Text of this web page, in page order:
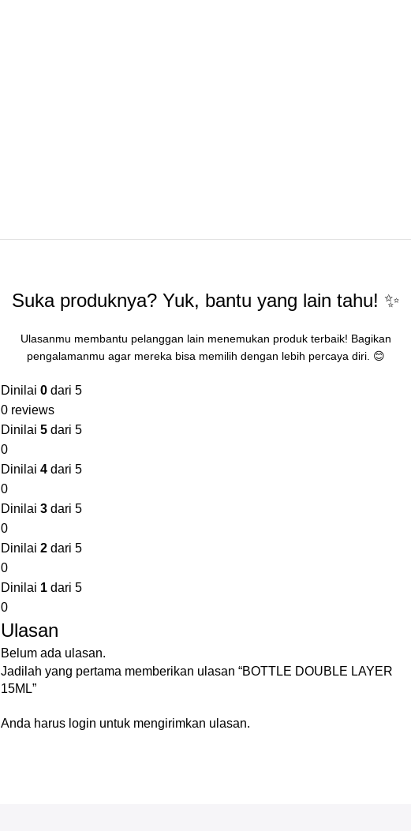
Suka produknya? Yuk, bantu yang lain tahu! ✨
Ulasanmu membantu pelanggan lain menemukan produk terbaik! Bagikan
pengalamanmu agar mereka bisa memilih dengan lebih percaya diri. 😊
Dinilai0 dari 5
0 reviews
Dinilai5 dari 5
0
Dinilai4 dari 5
0
Dinilai3 dari 5
0
Dinilai2 dari 5
0
Dinilai 1 dari 5
0
Ulasan
Belum ada ulasan.
Jadilah yang pertama memberikan ulasan “BOTTLE DOUBLE LAYER
15ML”
Anda harus login untuk mengirimkan ulasan.